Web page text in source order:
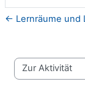
← Lernräume und
Zur Aktivität